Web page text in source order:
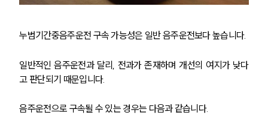
누범기간중음주운전 구속 가능성은 일반 음주운전보다 높습니다.
일반적인 음주운전과 달리, 전과가 존재하며 개선의 여지가 낮다
고 판단되기 때문입니다.
음주운전으로 구속될 수 있는 경우는 다음과 같습니다.